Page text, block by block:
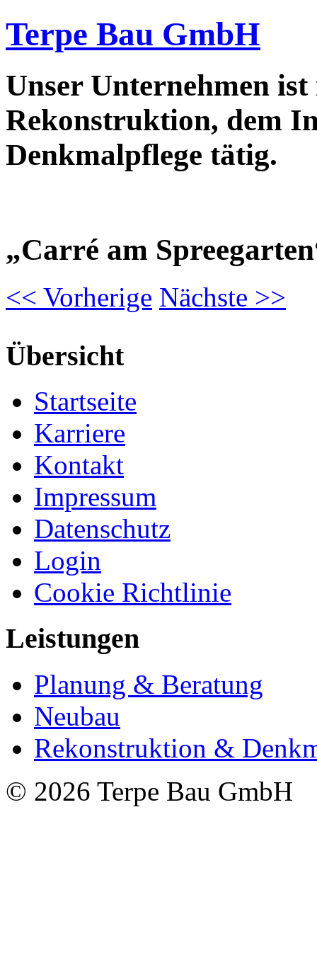
Terpe Bau GmbH
Unser Unternehmen
Rekonstruktion, dem
Denkmalpflege tätig.
„Carré am
<< Vorherige Nächste >>
Übersicht
Startseite
Karriere
Kontakt
Impressum
Datenschutz
Login
Cookie Richtlinie
Leistungen
Planung & Beratung
Neubau
Rekonstruktion &
© 2026 Terpe Bau GmbH